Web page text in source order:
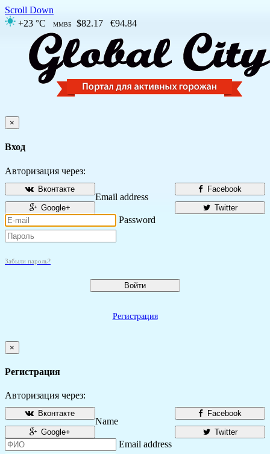
Scroll Down
+23 °C
ММВБ $82.17 €94.84
×
Вход
Авторизация через:
Facebook
Вконтакте
Twitter
Google+
Email address
Password
Забыли пароль?
Войти
Регистрация
×
Регистрация
Авторизация через:
Facebook
Вконтакте
Twitter
Google+
Name
Email address